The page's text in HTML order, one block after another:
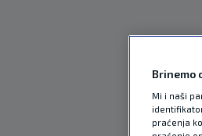
Brinemo
Mi i naši
praćenja